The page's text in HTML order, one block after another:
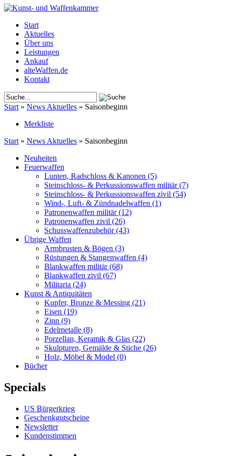
Start
Aktuelles
Über uns
Leistungen
Ankauf
alteWaffen.de
Kontakt
Start » News Aktuelles » Saisonbeginn
Merkliste
Start » News Aktuelles » Saisonbeginn
Neuheiten
Feuerwaffen
Lunten, Radschloss & Kanonen (5)
Steinschloss- & Perkussionswaffen militär(7)
Steinschloss- & Perkussionswaffen zivil (54)
Wind-, Luft- & Zündnadelwaffen (1)
Patronenwaffen militär(12)
Patronenwaffen zivil (26)
Schusswaffenzubehör(43)
Übrige Waffen
Armbrusten & Bögen (3)
Rüstungen & Stangenwaffen (4)
Blankwaffen militär(68)
Blankwaffen zivil (67)
Militaria (24)
Kunst & Antiquitäten
Kupfer, Bronze & Messing (21)
Eisen (19)
Zinn (9)
Edelmetalle (8)
Porzellan, Keramik & Glas (22)
Skulpturen, Gemälde & Stiche (26)
Holz, Möbel & Model (0)
Bücher
Specials
US Bürgerkrieg
Geschenkgutscheine
Newsletter
Kundenstimmen